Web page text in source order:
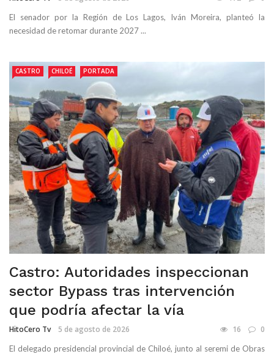
El senador por la Región de Los Lagos, Iván Moreira, planteó la
necesidad de retomar durante 2027 ...
CASTRO CHILOÉ PORTADA
Castro: Autoridades inspeccionan
sector Bypass tras intervención
que podría afectar la vía
HitoCero Tv 5 de agosto de 2026 16 0
El delegado presidencial provincial de Chiloé, junto al seremi de Obras